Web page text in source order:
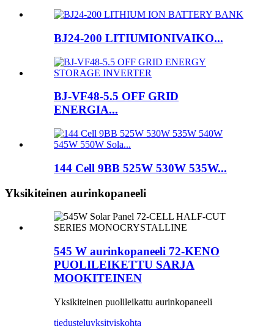
BJ24-200 LITIUMIONIVAIKO...
BJ-VF48-5.5 OFF GRID
ENERGIA...
144 Cell 9BB 525W 530W 535W...
Yksikiteinen aurinkopaneeli
545 W aurinkopaneeli 72-KENO
PUOLILEIKETTU SARJA
MOOKITEINEN
Yksikiteinen puolileikattu aurinkopaneeli
tiedusteluyksityiskohta